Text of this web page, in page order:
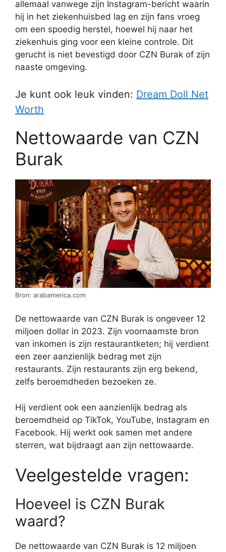
allemaal vanwege zijn Instagram-bericht waarin
hij in het ziekenhuisbed lag en zijn fans vroeg
om een spoedig herstel, hoewel hij naar het
ziekenhuis ging voor een kleine controle. Dit
gerucht is niet bevestigd door CZN Burak of zijn
naaste omgeving.
Je kunt ook leuk vinden: Dream Doll Net
Worth
Nettowaarde van CZN
Burak
Bron: arabamerica.com
De nettowaarde van CZN Burak is ongeveer 12
miljoen dollar in 2023. Zijn voornaamste bron
van inkomen is zijn restaurantketen; hij verdient
een zeer aanzienlijk bedrag met zijn
restaurants. Zijn restaurants zijn erg bekend,
zelfs beroemdheden bezoeken ze.
Hij verdient ook een aanzienlijk bedrag als
beroemdheid op TikTok, YouTube, Instagram en
Facebook. Hij werkt ook samen met andere
sterren, wat bijdraagt aan zijn nettowaarde.
Veelgestelde vragen:
Hoeveel is CZN Burak
waard?
De nettowaarde van CZN Burak is 12 miljoen